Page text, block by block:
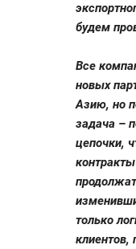
будем
Все
новых
Азию, но
задача –
цепочки,
только